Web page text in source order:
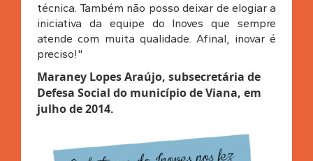
técnica. Também não posso deixar de elogiar a
iniciativa da equipe do Inoves que sempre
atende com muita qualidade. Afinal, inovar é
preciso!"
Maraney Lopes Araújo, subsecretária de
Defesa Social do município de Viana, em
julho de 2014.